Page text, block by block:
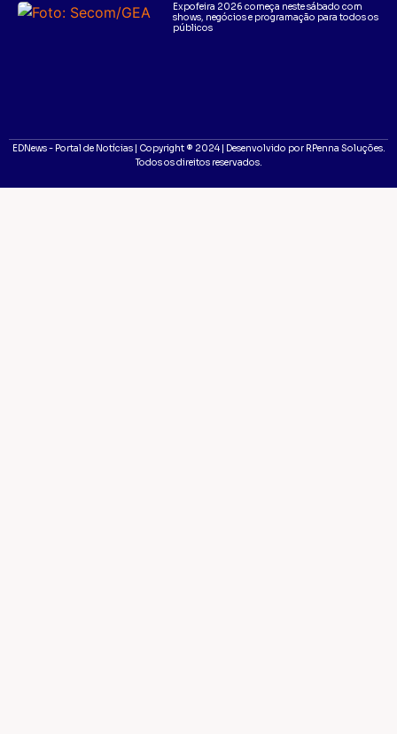
Expofeira 2026 começa neste sábado com
shows, negócios e programação para todos os
públicos
EDNews - Portal de Notícias | Copyright ® 2024 | Desenvolvido por RPenna Soluções.
Todos os direitos reservados.